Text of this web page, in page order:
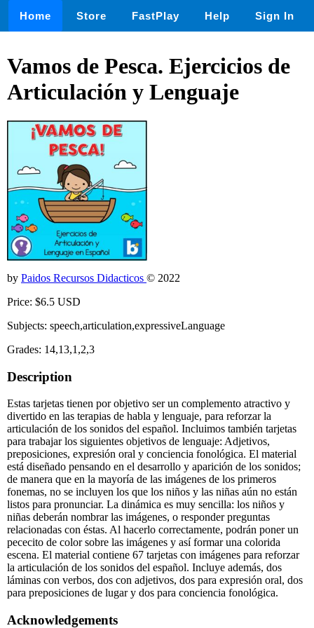
Home Store FastPlay Help Sign In
Vamos de Pesca. Ejercicios de
Articulación y Lenguaje
by Paidos Recursos Didacticos © 2022
Price: $6.5 USD
Subjects: speech,articulation,expressiveLanguage
Grades: 14,13,1,2,3
Description
Estas tarjetas tienen por objetivo ser un complemento atractivo y
divertido en las terapias de habla y lenguaje, para reforzar la
articulación de los sonidos del español. Incluimos también tarjetas
para trabajar los siguientes objetivos de lenguaje: Adjetivos,
preposiciones, expresión oral y conciencia fonológica. El material
está diseñado pensando en el desarrollo y aparición de los sonidos;
de manera que en la mayoría de las imágenes de los primeros
fonemas, no se incluyen los que los niños y las niñas aún no están
listos para pronunciar. La dinámica es muy sencilla: los niños y
niñas deberán nombrar las imágenes, o responder preguntas
relacionadas con éstas. Al hacerlo correctamente, podrán poner un
pececito de color sobre las imágenes y así formar una colorida
escena. El material contiene 67 tarjetas con imágenes para reforzar
la articulación de los sonidos del español. Incluye además, dos
láminas con verbos, dos con adjetivos, dos para expresión oral, dos
para preposiciones de lugar y dos para conciencia fonológica.
Acknowledgements